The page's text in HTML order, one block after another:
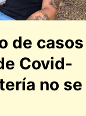
de casos
Covid-
no se